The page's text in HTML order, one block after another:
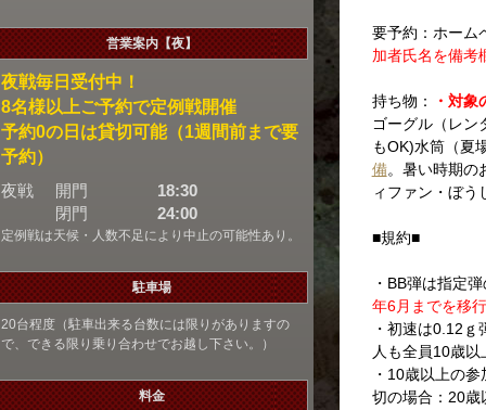
要予約：ホーム
加者氏名を備考
持ち物： ・対
ゴーグル（レン
もOK)水筒（夏
備。暑い時期の
ィファン・ぼう
■規約■
・BB弾は指定
年6月までを移
・初速は0.12
人も全員10歳以
・10歳以上の
切の場合：20歳
営業案内【夜】
夜戦毎日受付中！
8名様以上ご予約で定例戦開催
予約0の日は貸切可能（1週間前まで要
予約）
夜戦 開門
18:30
閉門
24:00
定例戦は天候・人数不足により中止の可能性あり。
駐車場
20台程度（駐車出来る台数には限りがありますの
で、できる限り乗り合わせでお越し下さい。）
料金